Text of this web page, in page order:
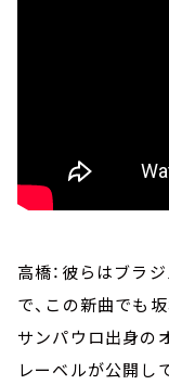
高橋：彼らはブラ
で、この新曲でも
サンパウロ出身の
レーベルが公開し